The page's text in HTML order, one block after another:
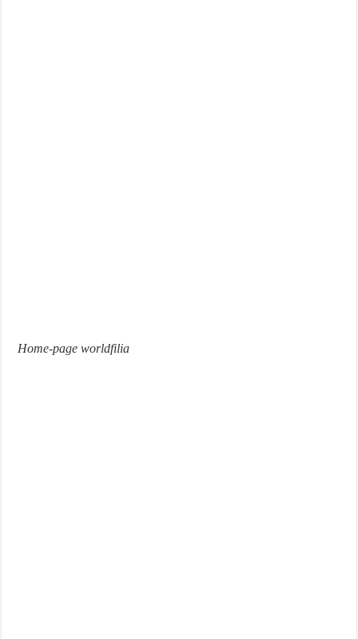
Home-page worldfilia